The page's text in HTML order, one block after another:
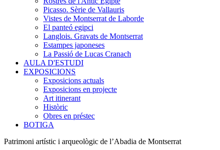
Picasso. Sèrie de Vallauris
Vistes de Montserrat de Laborde
El panteó egipci
Langlois. Gravats de Montserrat
Estampes japoneses
La Passió de Lucas Cranach
AULA D'ESTUDI
EXPOSICIONS
Exposicions actuals
Exposicions en projecte
Art itinerant
Històric
Obres en préstec
BOTIGA
Patrimoni artístic i arqueològic de l’Abadia de Montserrat